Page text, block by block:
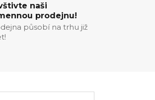
naši
prodejnu!
působí na trhu již